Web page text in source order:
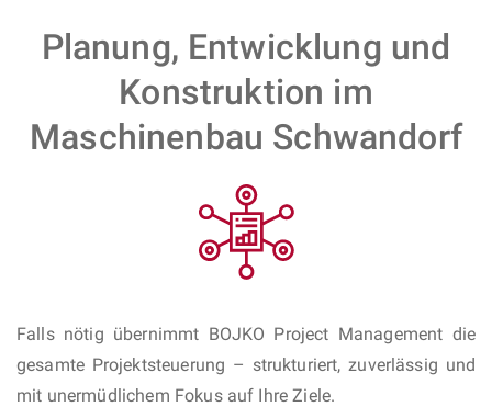
Planung, Entwicklung und
Konstruktion im
Maschinenbau Schwandorf
Falls nötig übernimmt BOJKO Project Management die
gesamte Projektsteuerung – strukturiert, zuverlässig und
mit unermüdlichem Fokus auf Ihre Ziele.